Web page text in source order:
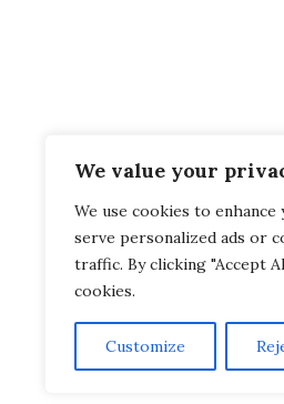
We value your
We use cookies to
serve personalized ads or
traffic. By clicking "Accept
cookies.
Customize